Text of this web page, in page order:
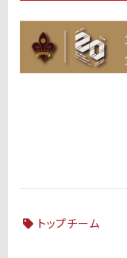
トップチーム